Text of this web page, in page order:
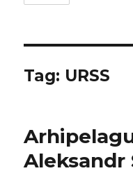
Tag: URSS
Aleksandr